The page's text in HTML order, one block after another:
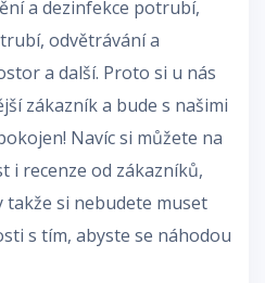
a dezinfekce potrubí,
odvětrávání a
a další. Proto si u nás
zákazník a bude s našimi
Navíc si můžete na
i recenze od zákazníků,
takže si nebudete muset
s tím, abyste se náhodou